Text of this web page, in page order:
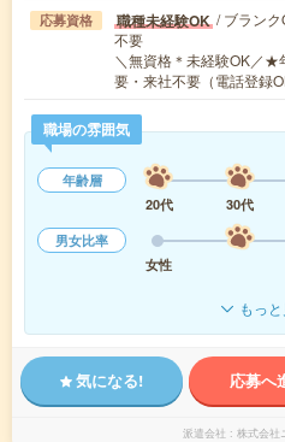
応募資格 職種未経験OK / ブラン
不要
＼無資格＊未経験OK／
要・来社不要（電話登
職場の雰囲気
年齢層
20代
30代
男女比率
女性
もっ
気になる! 応募へ
派遣会社 株式会社